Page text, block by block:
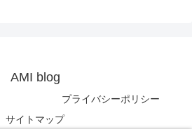
AMI blog
プライバシーポリシー
サイトマップ